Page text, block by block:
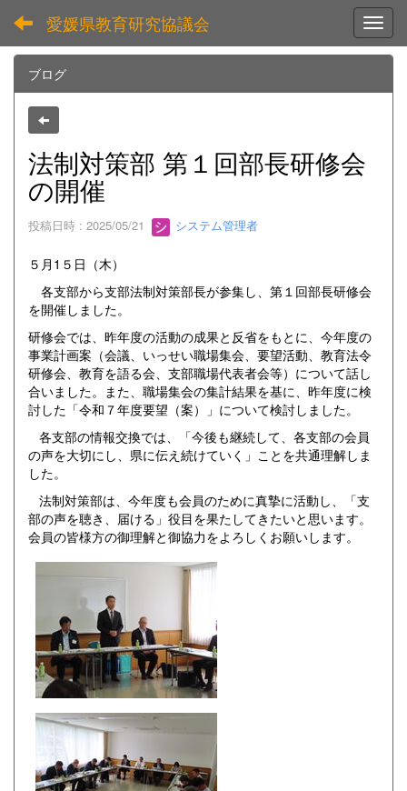
愛媛県教育研究協議会
ブログ
法制対策部 第１回部長研修会
の開催
投稿日時 : 2025/05/21 システム管理者
５月1５日（木）
各支部から支部法制対策部長が参集し、第１回部長研修会
を開催しました。
研修会では、昨年度の活動の成果と反省をもとに、今年度の
事業計画案（会議、いっせい職場集会、要望活動、教育法令
研修会、教育を語る会、支部職場代表者会等）について話し
合いました。また、職場集会の集計結果を基に、昨年度に検
討した「令和７年度要望（案）」について検討しました。
各支部の情報交換では、「今後も継続して、各支部の会員
の声を大切にし、県に伝え続けていく」ことを共通理解しま
した。
法制対策部は、今年度も会員のために真摯に活動し、「支
部の声を聴き、届ける」役目を果たしてきたいと思います。
会員の皆様方の御理解と御協力をよろしくお願いします。